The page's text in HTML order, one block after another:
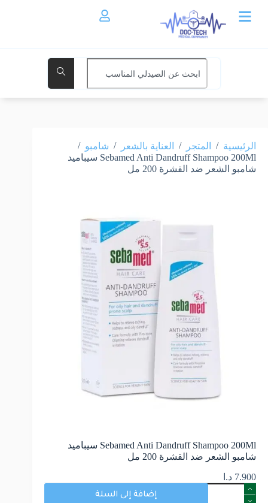
الرئيسية / المتجر / العناية بالشعر / شامبو /
Sebamed Anti Dandruff Shampoo 200Ml سيباميد
شامبو الشعر ضد القشرة 200 مل
Sebamed Anti Dandruff Shampoo 200Ml سيباميد
شامبو الشعر ضد القشرة 200 مل
7.900 د.ا
إضافة إلى السلة